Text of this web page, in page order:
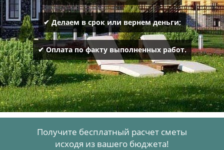
✔ Делаем в срок или вернем деньги;
✔ Оплата по факту выполненных работ.
Получите бесплатный расчет сметы
исходя из вашего бюджета!